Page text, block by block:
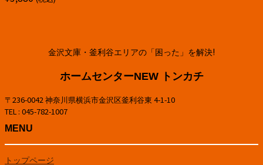
金沢文庫・釜利谷エリアの「困った」を解決!
ホームセンターNEW トンカチ
〒236-0042 神奈川県横浜市金沢区釜利谷東 4-1-10
TEL : 045-782-1007
MENU
トップページ